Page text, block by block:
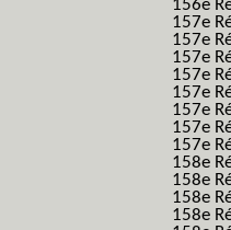
156e
157e
157e
157e
157e
157e
157e
157e
157e
158e
158e
158e
158e